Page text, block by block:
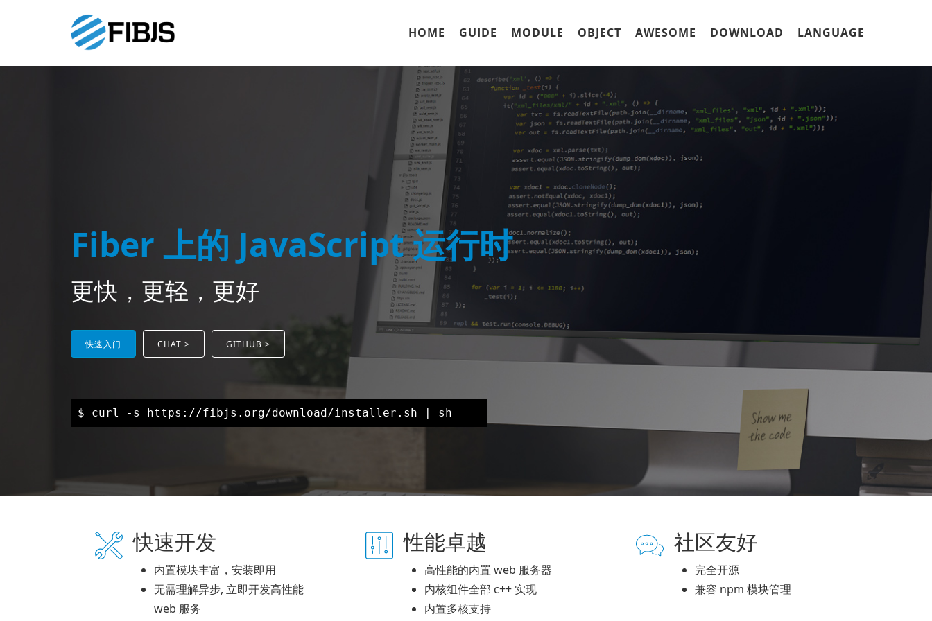
HOME GUIDE MODULE OBJECT AWESOME DOWNLOAD LANGUAGE
Fiber 上的 JavaScript 运行时
更快，更轻，更好
快速入门 CHAT > GITHUB >
$ curl -s https://fibjs.org/download/installer.sh | sh
快速开发
内置模块丰富，安装即用
无需理解异步, 立即开发高性能
web 服务
性能卓越
高性能的内置 web 服务器
内核组件全部 c++ 实现
内置多核支持
社区友好
完全开源
兼容 npm 模块管理